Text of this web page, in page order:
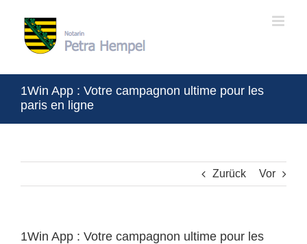
Inhalt
springen
1Win App : Votre cаmpagnon ultime pour les
paris en ligne
Zurück Vor
1Win App : Votre cаmpagnon ultime pour les